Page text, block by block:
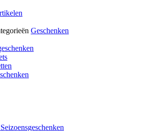
Geschenken